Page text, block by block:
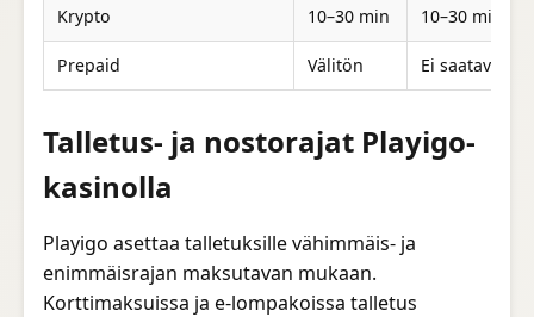
Krypto 10–30 min 10–30 min
Prepaid Välitön Ei saatavilla
Talletus- ja nostorajat Playigo-
kasinolla
Playigo asettaa talletuksille vähimmäis- ja
enimmäisrajan maksutavan mukaan.
Korttimaksuissa ja e-lompakoissa talletus